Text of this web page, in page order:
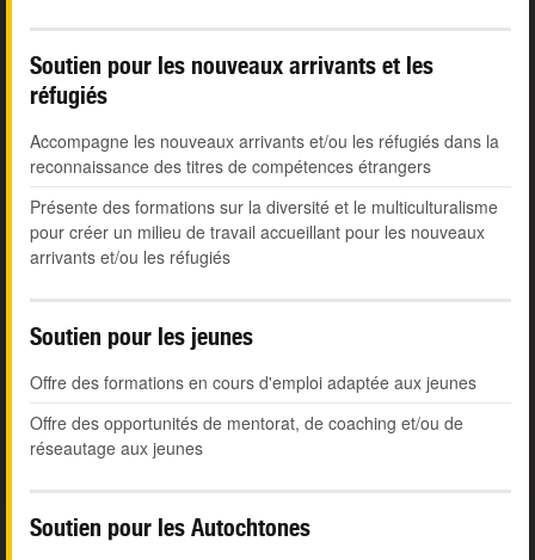
Soutien pour les nouveaux arrivants et les
réfugiés
Accompagne les nouveaux arrivants et/ou les réfugiés dans la
reconnaissance des titres de compétences étrangers
Présente des formations sur la diversité et le multiculturalisme
pour créer un milieu de travail accueillant pour les nouveaux
arrivants et/ou les réfugiés
Soutien pour les jeunes
Offre des formations en cours d'emploi adaptée aux jeunes
Offre des opportunités de mentorat, de coaching et/ou de
réseautage aux jeunes
Soutien pour les Autochtones